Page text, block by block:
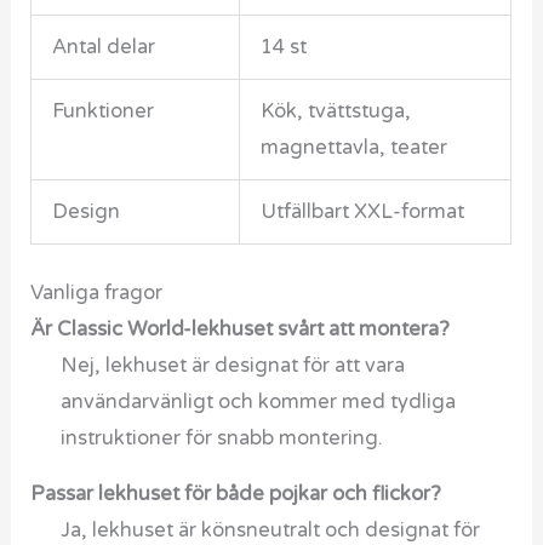
Antal delar 14 st
Funktioner
Kök, tvättstuga,
magnettavla, teater
Design Utfällbart XXL-format
Vanliga fragor
Är Classic World-lekhuset svårt att montera?
Nej, lekhuset är designat för att vara
användarvänligt och kommer med tydliga
instruktioner för snabb montering.
Passar lekhuset för både pojkar och flickor?
Ja, lekhuset är könsneutralt och designat för